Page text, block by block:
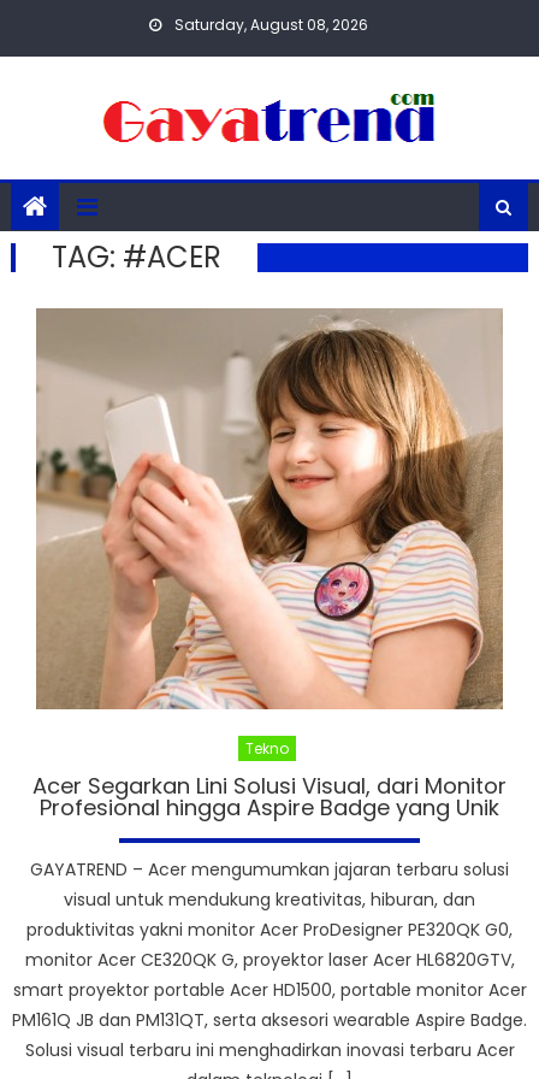
Saturday, August 08, 2026
TAG: #ACER
Tekno
Acer Segarkan Lini Solusi Visual, dari Monitor
Profesional hingga Aspire Badge yang Unik
GAYATREND – Acer mengumumkan jajaran terbaru solusi
visual untuk mendukung kreativitas, hiburan, dan
produktivitas yakni monitor Acer ProDesigner PE320QK G0,
monitor Acer CE320QK G, proyektor laser Acer HL6820GTV,
smart proyektor portable Acer HD1500, portable monitor Acer
PM161Q JB dan PM131QT, serta aksesori wearable Aspire Badge.
Solusi visual terbaru ini menghadirkan inovasi terbaru Acer